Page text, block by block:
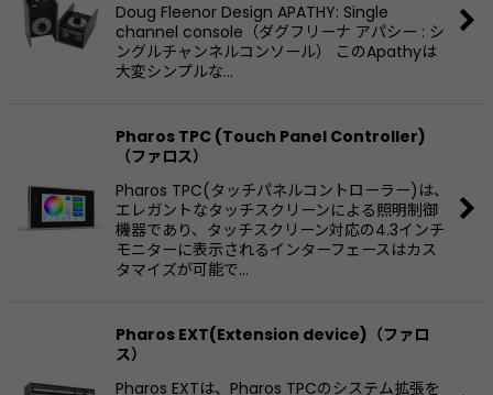
Doug Fleenor Design APATHY: Single
channel console（ダグフリーナ アパシー : シ
ングルチャンネルコンソール） このApathyは
大変シンプルな…
Pharos TPC (Touch Panel Controller)
（ファロス）
Pharos TPC(タッチパネルコントローラー)は、
エレガントなタッチスクリーンによる照明制御
機器であり、タッチスクリーン対応の4.3インチ
モニターに表示されるインターフェースはカス
タマイズが可能で…
Pharos EXT(Extension device)（ファロ
ス）
Pharos EXTは、Pharos TPCのシステム拡張を